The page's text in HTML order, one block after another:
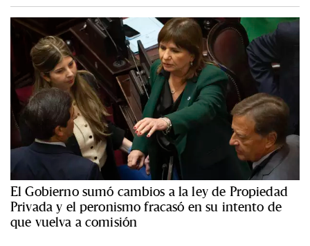
El Gobierno sumó cambios a la ley de Propiedad
Privada y el peronismo fracasó en su intento de
que vuelva a comisión